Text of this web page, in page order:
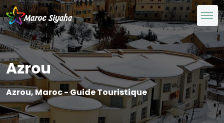
Azrou
Azrou, Maroc - Guide Touristique